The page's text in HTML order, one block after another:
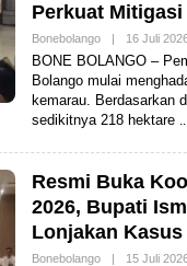
Perkuat Mitigasi
Bonebolango | 16 Juli
BONE BOLANGO –
Bolango mulai
kemarau. Berdasarkan
sedikitnya 218 hektare
Resmi Buka
2026, Bupati
Lonjakan
Bonebolango | 15 Juli